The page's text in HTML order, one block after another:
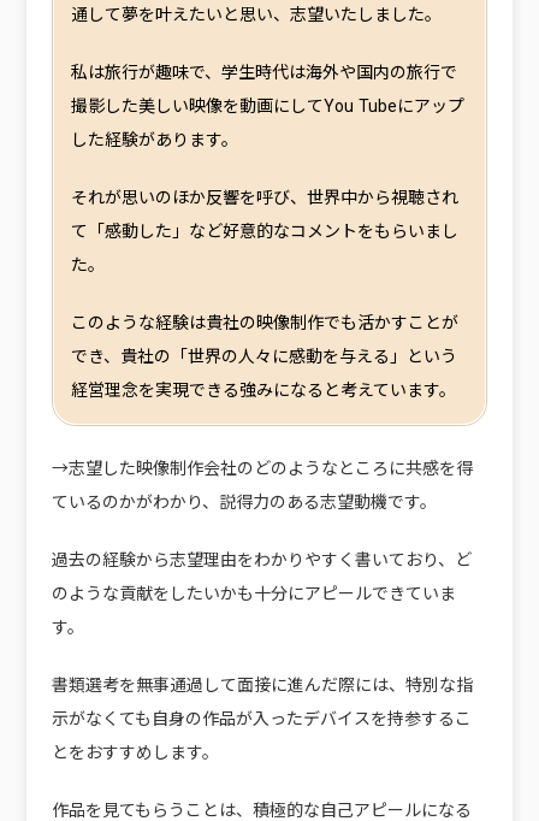
通して夢を叶えたいと思い、志望いたしました。
私は旅行が趣味で、学生時代は海外や国内の旅行で
撮影した美しい映像を動画にしてYou Tubeにアップ
した経験があります。
それが思いのほか反響を呼び、世界中から視聴され
て「感動した」など好意的なコメントをもらいまし
た。
このような経験は貴社の映像制作でも活かすことが
でき、貴社の「世界の人々に感動を与える」という
経営理念を実現できる強みになると考えています。
→志望した映像制作会社のどのようなところに共感を得
ているのかがわかり、説得力のある志望動機です。
過去の経験から志望理由をわかりやすく書いており、ど
のような貢献をしたいかも十分にアピールできていま
す。
書類選考を無事通過して面接に進んだ際には、特別な指
示がなくても自身の作品が入ったデバイスを持参するこ
とをおすすめします。
作品を見てもらうことは、積極的な自己アピールになる